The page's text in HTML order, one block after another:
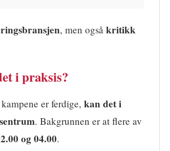
, men også kritikk
i praksis?
er ferdige, kan det i
. Bakgrunnen er at flere av
og 04.00.